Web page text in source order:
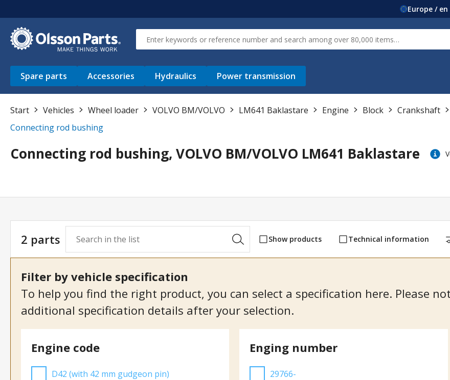
Europe / en
Spare parts Accessories Hydraulics Power transmission
Start Vehicles Wheel loader VOLVO BM/VOLVO LM641 Baklastare Engine Block
Crankshaft
Connecting rod bushing
Connecting rod bushing, VOLVO BM/VOLVO LM641 Baklastare
2 parts Show products Technical information
Filter by vehicle specification
To help you find the right product, you can select a specification here. Please
additional specification details after your selection.
Engine code
D42 (with 42 mm gudgeon pin)
Enging number
29766-